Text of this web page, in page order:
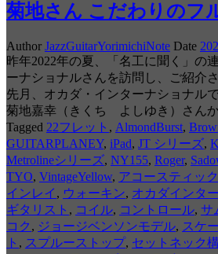
菊地さん こだわりのフ
Author JazzGuitarYorimichiNote Date
昨年2022年の夏、「名工に聞く」の
ーナショナルさんを訪問し、ご紹介
先月、オカダ・インターナショナル
菊地嘉幸（きくち よしゆき）さん
Tagged 22フレット , AlmondBurst,
GUITARPLANEY, iPad, JT シリーズ,
Metrolineシリーズ, NY155, Roger,
TYO, VintageYellow, アコースティック
インレイ , ウォーキン, オカダインタ
ギタリスト , コイル, コントロール, サ
コク , ジョージベンソンモデル, スケ
ト , スプルーストップ, セットネック